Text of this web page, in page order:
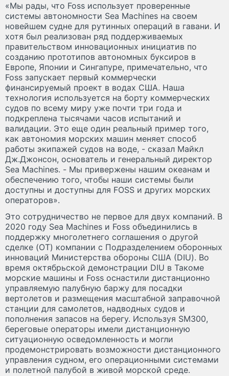
«Мы рады, что Foss использует проверенные
системы автономности Sea Machines на своем
новейшем судне для рутинных операций в гавани. И
хотя был реализован ряд поддерживаемых
правительством инновационных инициатив по
созданию прототипов автономных буксиров в
Европе, Японии и Сингапуре, примечательно, что
Foss запускает первый коммерчески
финансируемый проект в водах США. Наша
технология используется на борту коммерческих
судов по всему миру уже почти три года и
подкреплена тысячами часов испытаний и
валидации. Это еще один реальный пример того,
как автономия морских машин меняет способ
работы экипажей судов на воде, - сказал Майкл
Дж.Джонсон, основатель и генеральный директор
Sea Machines. - Мы привержены нашим океанам и
обеспечению того, чтобы наши системы были
доступны и доступны для FOSS и других морских
операторов».
Это сотрудничество не первое для двух компаний. В
2020 году Sea Machines и Foss объединились в
поддержку многолетнего соглашения о другой
сделке (OT) компании с Подразделением оборонных
инноваций Министерства обороны США (DIU). Во
время октябрьской демонстрации DIU в Такоме
морские машины и Foss оснастили дистанционно
управляемую палубную баржу для посадки
вертолетов и размещения масштабной заправочной
станции для самолетов, надводных судов и
пополнения запасов на берегу. Используя SM300,
береговые операторы имели дистанционную
ситуационную осведомленность и могли
продемонстрировать возможности дистанционного
управления судном, его операционными системами
и полетной палубой в живой морской среде.